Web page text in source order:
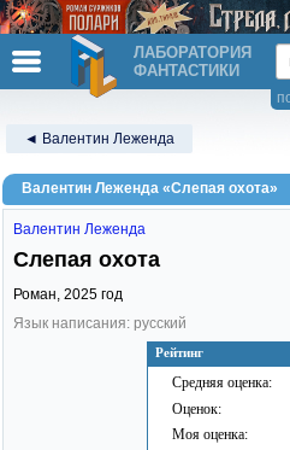
ЛАБОРАТОРИЯ
ФАНТАСТИКИ
◄ Валентин Леженда
Валентин Леженда «Слепая охота»
Рейтинг
Средняя оценка:
Оценок:
Моя оценка:
Валентин Леженда
Слепая охота
Роман, 2025 год
Язык написания: русский